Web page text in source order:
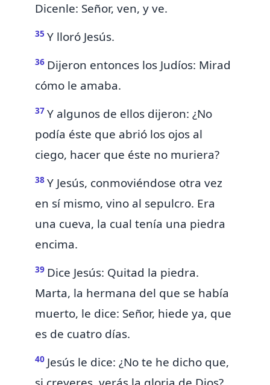
Dicenle: Señor, ven, y ve.
35 Y lloró Jesús.
36 Dijeron entonces los Judíos: Mirad
cómo le amaba.
37 Y algunos de ellos dijeron: ¿No
podía éste que abrió los ojos al
ciego, hacer que éste no muriera?
38 Y Jesús, conmoviéndose otra vez
en sí mismo, vino al sepulcro. Era
una cueva, la cual tenía una piedra
encima.
39 Dice Jesús: Quitad la piedra.
Marta, la hermana del que se había
muerto, le dice: Señor, hiede ya, que
es de cuatro días.
40 Jesús le dice: ¿No te he dicho que,